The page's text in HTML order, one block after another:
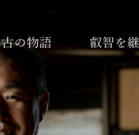
古の物語 叡智を